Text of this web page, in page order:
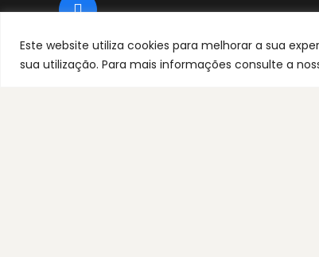
Este website utiliza cookies para melhorar a sua
sua utilização. Para mais informações consulte a